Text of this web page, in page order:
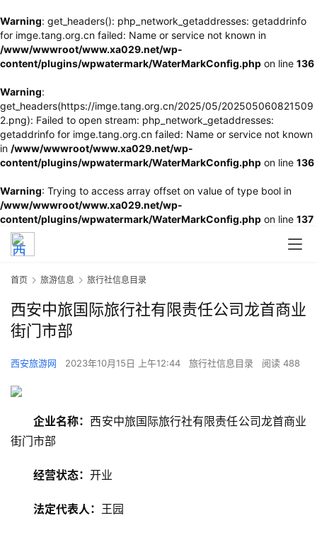
Warning: get_headers(): php_network_getaddresses: getaddrinfo
for imge.tang.org.cn failed: Name or service not known in
/www/wwwroot/www.xa029.net/wp-
content/plugins/wpwatermark/WaterMarkConfig.php on line 136
Warning:
get_headers(https://imge.tang.org.cn/2025/05/202505060821509
2.png): Failed to open stream: php_network_getaddresses:
getaddrinfo for imge.tang.org.cn failed: Name or service not known
in /www/wwwroot/www.xa029.net/wp-
content/plugins/wpwatermark/WaterMarkConfig.php on line 136
Warning: Trying to access array offset on value of type bool in
/www/wwwroot/www.xa029.net/wp-
content/plugins/wpwatermark/WaterMarkConfig.php on line 137
首页 旅游信息 旅行社信息目录
西安中旅国际旅行社有限责任公司龙首商业
街门市部
西安旅游网 2023年10月15日 上午12:44 旅行社信息目录 阅读 488
企业名称： 西安中旅国际旅行社有限责任公司龙首商业
街门市部
经营状态： 开业
法定代表人： 王园